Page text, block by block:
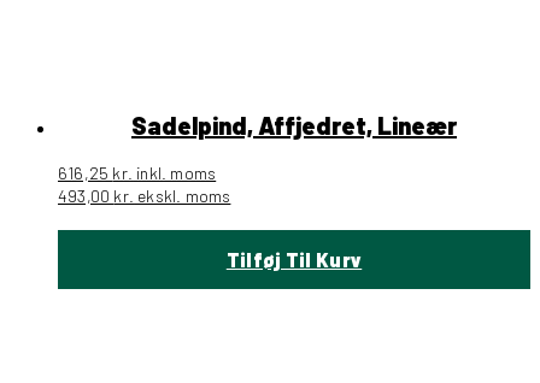
Sadelpind, Affjedret, Lineær
616,25 kr. inkl. moms
493,00 kr. ekskl. moms
Tilføj Til Kurv